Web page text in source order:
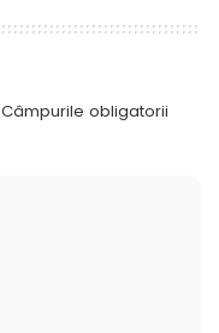
Câmpurile obligatorii